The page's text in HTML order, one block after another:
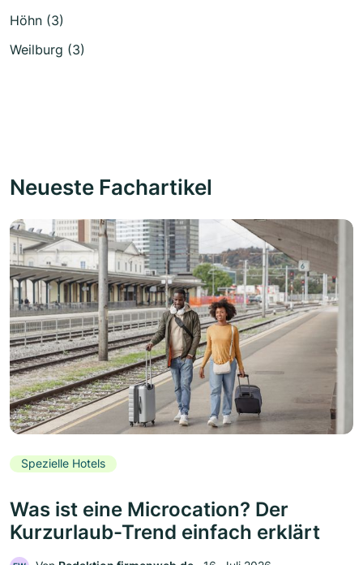
Höhn (3)
Weilburg (3)
Neueste Fachartikel
Spezielle Hotels
Was ist eine Microcation? Der
Kurzurlaub-Trend einfach erklärt